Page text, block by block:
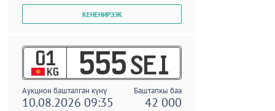
01
KG 555 SEI
Аукцион башталган күнү Баштапкы баа
10.08.2026 09:35 42 000